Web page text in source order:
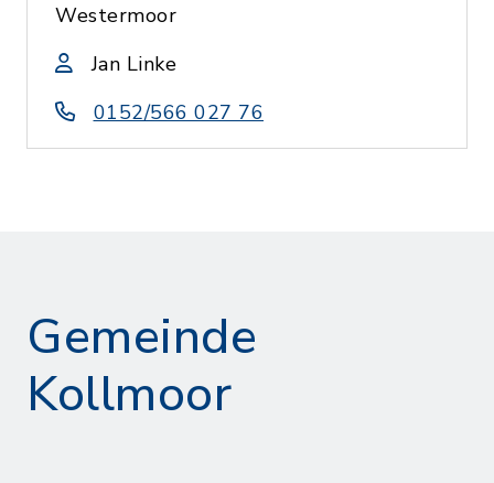
Westermoor
Jan Linke
0152/566 027 76
Gemeinde
Kollmoor